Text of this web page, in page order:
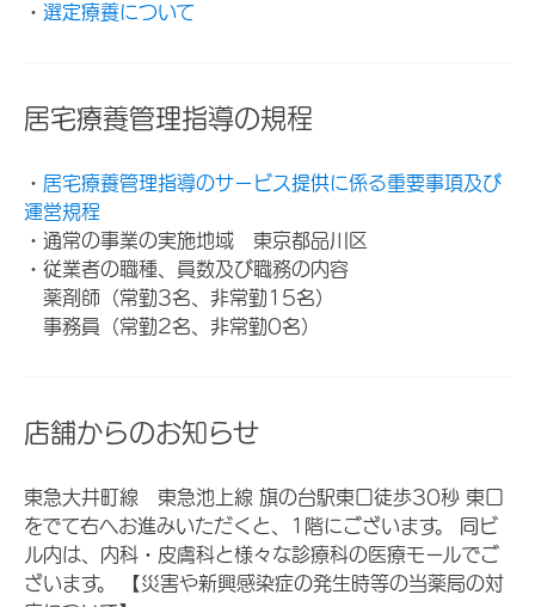
・ 選定療養について
居宅療養管理指導の規程
・ 居宅療養管理指導のサービス提供に係る重要事項及び
運営規程
・通常の事業の実施地域 東京都品川区
・従業者の職種、員数及び職務の内容
薬剤師（常勤3名、非常勤15名）
事務員（常勤2名、非常勤0名）
店舗からのお知らせ
東急大井町線 東急池上線 旗の台駅東口徒歩30秒 東口
をでて右へお進みいただくと、1階にございます。 同ビ
ル内は、内科・皮膚科と様々な診療科の医療モールでご
ざいます。 【災害や新興感染症の発生時等の当薬局の対